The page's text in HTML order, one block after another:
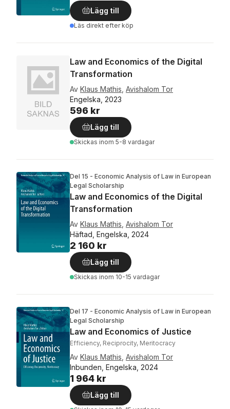
Lägg till
Läs direkt efter köp
Law and Economics of the Digital
Transformation
Av Klaus Mathis Avishalom Tor
Engelska, 2023
596 kr
Lägg till
Skickas inom 5-8 vardagar
Del 15 - Economic Analysis of Law in European
Legal Scholarship
Law and Economics of the Digital
Transformation
Av Klaus Mathis Avishalom Tor
Häftad, Engelska, 2024
2 160 kr
Lägg till
Skickas inom 10-15 vardagar
Del 17 - Economic Analysis of Law in European
Legal Scholarship
Law and Economics of Justice
Efficiency, Reciprocity, Meritocracy
Av Klaus Mathis Avishalom Tor
Inbunden, Engelska, 2024
1 964 kr
Lägg till